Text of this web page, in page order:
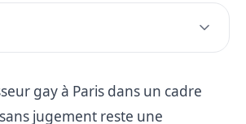
masseur gay à Paris
disponibles
masseurs gays à Paris
gay à Paris dans un cadre
jugement reste une